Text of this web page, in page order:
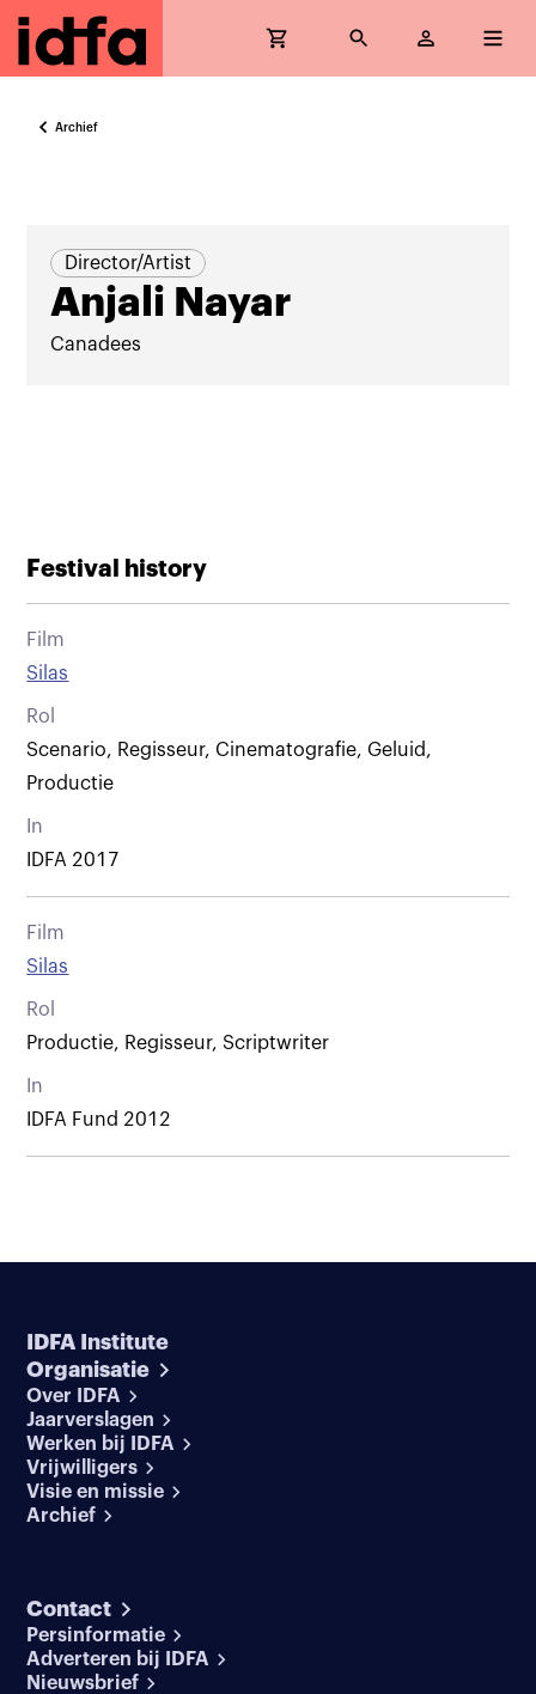
Archief
Director/Artist
Anjali Nayar
Canadees
Festival history
Film
Silas
Rol
Scenario, Regisseur, Cinematografie, Geluid,
Productie
In
IDFA 2017
Film
Silas
Rol
Productie, Regisseur, Scriptwriter
In
IDFA Fund 2012
IDFA Institute
Organisatie
Over IDFA
Jaarverslagen
Werken bij IDFA
Vrijwilligers
Visie en missie
Archief
Contact
Persinformatie
Adverteren bij IDFA
Nieuwsbrief